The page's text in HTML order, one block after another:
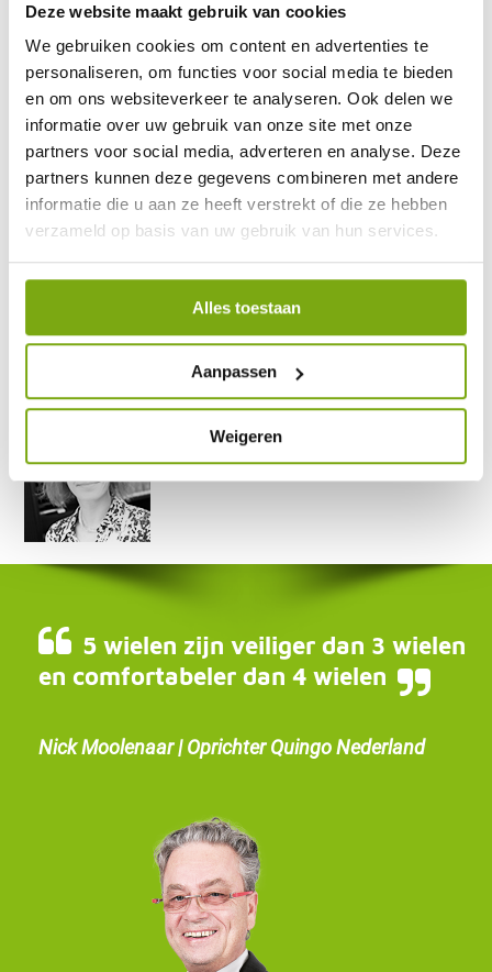
Deze website maakt gebruik van cookies
We gebruiken cookies om content en advertenties te
personaliseren, om functies voor social media te bieden
en om ons websiteverkeer te analyseren. Ook delen we
informatie over uw gebruik van onze site met onze
partners voor social media, adverteren en analyse. Deze
partners kunnen deze gegevens combineren met andere
informatie die u aan ze heeft verstrekt of die ze hebben
verzameld op basis van uw gebruik van hun services.
Alles toestaan
Aanpassen
Weigeren
9,1
klantenbeoordeling
5 wielen zijn veiliger dan 3 wielen
en comfortabeler dan 4 wielen
Nick Moolenaar | Oprichter Quingo Nederland